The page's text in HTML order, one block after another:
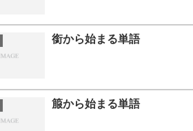
銜から始まる単語
箙から始まる単語